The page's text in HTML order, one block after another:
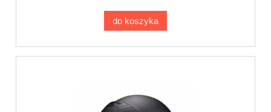
do koszyka